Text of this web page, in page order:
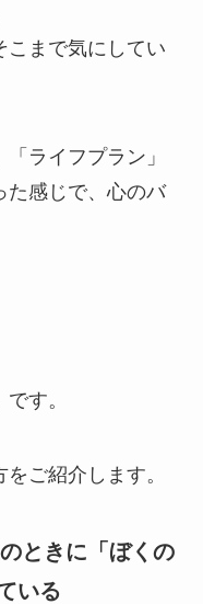
こまで気にしてい
ライフプラン」
た感じで、心のバ
す。
ご紹介します。
ときに「ぼくの
いる